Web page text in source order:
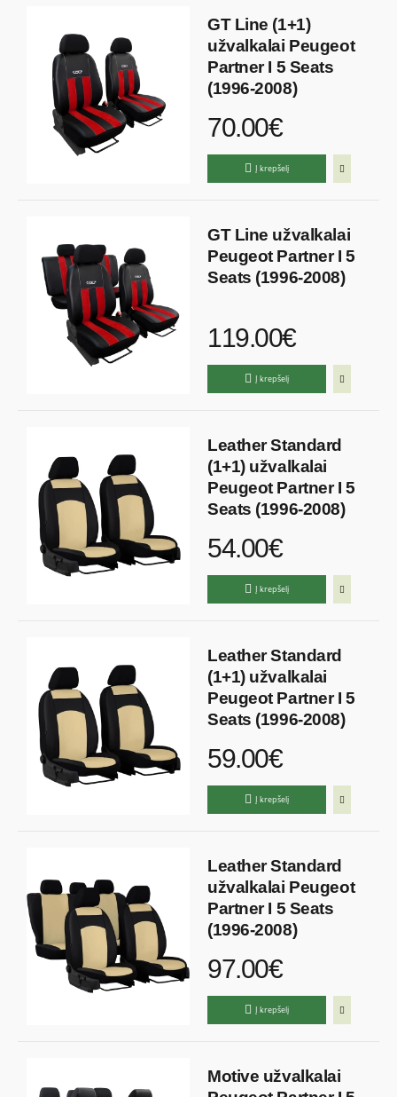
GT Line (1+1)
užvalkalai Peugeot
Partner I 5 Seats
(1996-2008)
70.00€
Į krepšelį
GT Line užvalkalai
Peugeot Partner I 5
Seats (1996-2008)
119.00€
Į krepšelį
Leather Standard
(1+1) užvalkalai
Peugeot Partner I 5
Seats (1996-2008)
54.00€
Į krepšelį
Leather Standard
(1+1) užvalkalai
Peugeot Partner I 5
Seats (1996-2008)
59.00€
Į krepšelį
Leather Standard
užvalkalai Peugeot
Partner I 5 Seats
(1996-2008)
97.00€
Į krepšelį
Motive užvalkalai